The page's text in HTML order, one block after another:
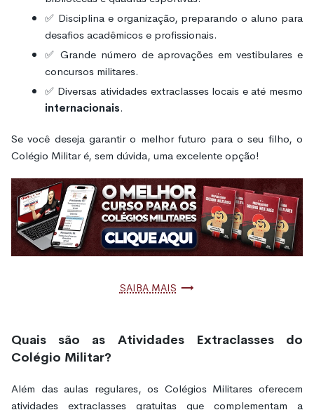
✅ Disciplina e organização, preparando o aluno para
desafios acadêmicos e profissionais.
✅ Grande número de aprovações em vestibulares e
concursos militares.
✅ Diversas atividades extraclasses locais e até mesmo
internacionais.
Se você deseja garantir o melhor futuro para o seu filho, o
Colégio Militar é, sem dúvida, uma excelente opção!
Saiba mais
Quais são as Atividades Extraclasses do
Colégio Militar?
Além das aulas regulares, os Colégios Militares oferecem
atividades extraclasses gratuitas que complementam a